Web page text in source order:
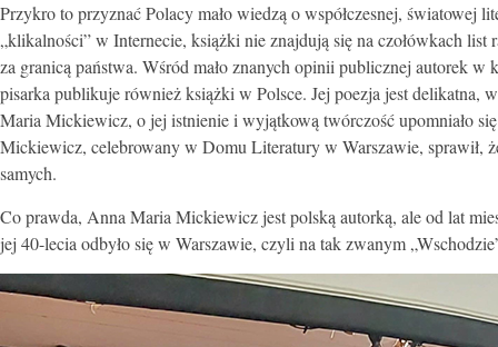
Przykro to przyznać Polacy mało wiedzą o współczesnej, światowej
„klikalności” w Internecie, książki nie znajdują się na czołówkach
za granicą państwa. Wśród mało znanych opinii publicznej autorek
pisarka publikuje również książki w Polsce. Jej poezja jest delikatna,
Maria Mickiewicz, o jej istnienie i wyjątkową twórczość upomniało
Mickiewicz, celebrowany w Domu Literatury w Warszawie, sprawił,
samych.
Co prawda, Anna Maria Mickiewicz jest polską autorką, ale od lat
jej 40-lecia odbyło się w Warszawie, czyli na tak zwanym